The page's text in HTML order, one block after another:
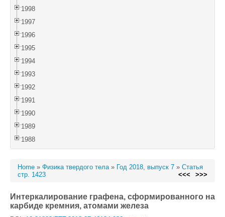
1998
1997
1996
1995
1994
1993
1992
1991
1990
1989
1988
Home » Физика твердого тела» Год 2018, выпуск 7 » Статья
стр. 1423
<<< >>>
Интеркалирование графена, сформированного на
карбиде кремния, атомами железа